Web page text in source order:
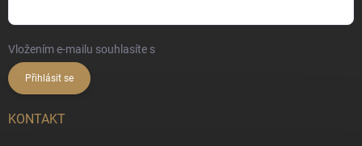
Vložením e-mailu souhlasíte s
Přihlásit se
KONTAKT